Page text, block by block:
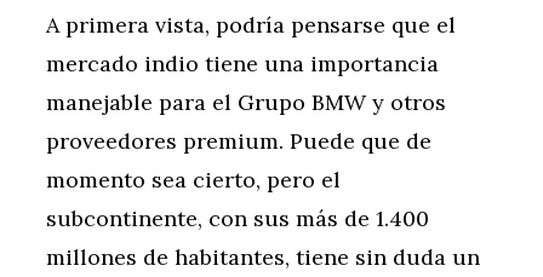
A primera vista, podría pensarse que el
mercado indio tiene una importancia
manejable para el Grupo BMW y otros
proveedores premium. Puede que de
momento sea cierto, pero el
subcontinente, con sus más de 1.400
millones de habitantes, tiene sin duda un